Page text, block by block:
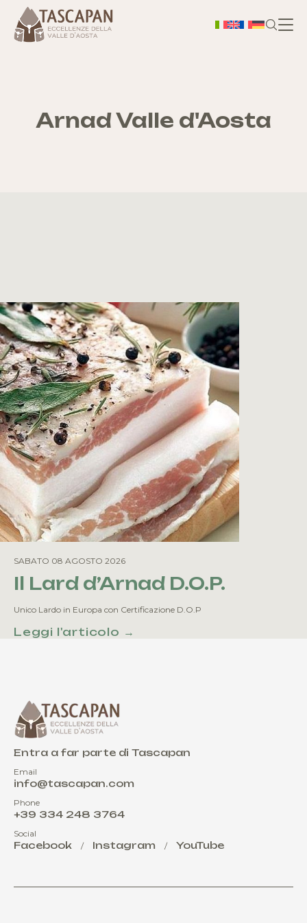
Arnad Valle d'Aosta
SABATO 08 AGOSTO 2026
Il Lard d’Arnad D.O.P.
Unico Lardo in Europa con Certificazione D.O.P
Leggi l'articolo →
Entra a far parte di Tascapan
Email
info@tascapan.com
Phone
+39 334 248 3764
Social
Facebook / Instagram / YouTube